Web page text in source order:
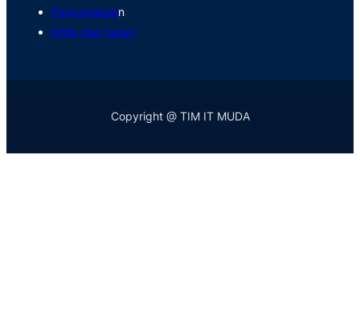
Perpustakaan
Kritik dan Saran
Copyright @ TIM IT MUDA